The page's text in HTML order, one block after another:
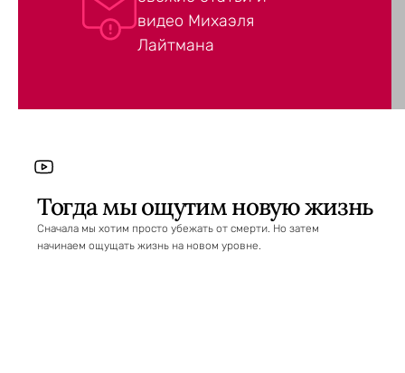
видео Михаэля
Лайтмана
Тогда мы ощутим новую жизнь
Сначала мы хотим просто убежать от смерти. Но затем
начинаем ощущать жизнь на новом уровне.